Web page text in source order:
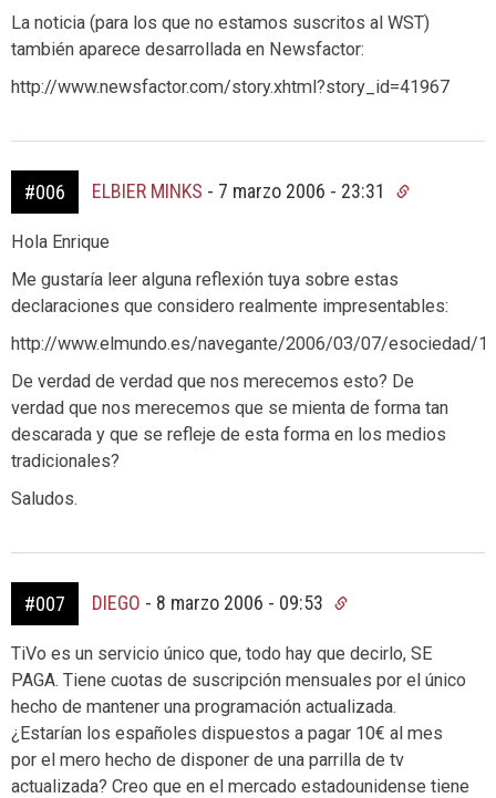
La noticia (para los que no estamos suscritos al WST)
también aparece desarrollada en Newsfactor:
http://www.newsfactor.com/story.xhtml?story_id=41967
#006 ELBIER MINKS - 7 marzo 2006 - 23:31
Hola Enrique
Me gustaría leer alguna reflexión tuya sobre estas
declaraciones que considero realmente impresentables:
http://www.elmundo.es/navegante/2006/03/07/esociedad/
De verdad de verdad que nos merecemos esto? De
verdad que nos merecemos que se mienta de forma tan
descarada y que se refleje de esta forma en los medios
tradicionales?
Saludos.
#007 DIEGO - 8 marzo 2006 - 09:53
TiVo es un servicio único que, todo hay que decirlo, SE
PAGA. Tiene cuotas de suscripción mensuales por el único
hecho de mantener una programación actualizada.
¿Estarían los españoles dispuestos a pagar 10€ al mes
por el mero hecho de disponer de una parrilla de tv
actualizada? Creo que en el mercado estadounidense tiene